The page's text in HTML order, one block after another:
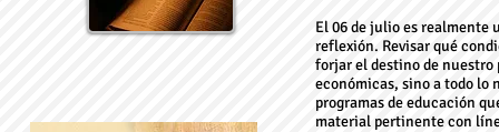
El 06 de julio es realmente
reflexión. Revisar qué
forjar el destino de nuestro
económicas, sino a todo lo
programas de educación
material pertinente con